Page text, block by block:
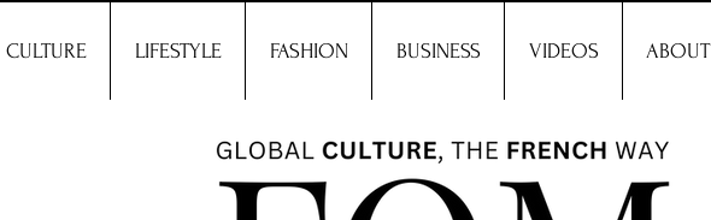
CULTURE LIFESTYLE FASHION BUSINESS VIDEOS ABOUT